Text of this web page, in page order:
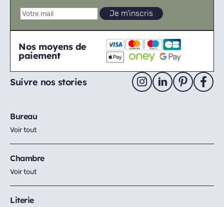
Nos moyens de
paiement
Suivre nos stories
Bureau
Voir tout
Chambre
Voir tout
Literie